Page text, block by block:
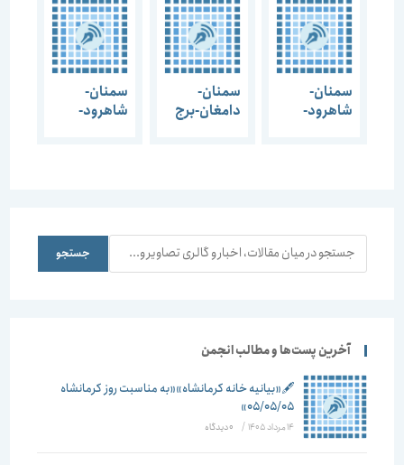
سمنان-
شاهرود-
سمنان-
دامغان-برج
سمنان-
شاهرود-
جستجو جستجو
آخرین پست‌ها و مطالب انجمن
🖋️«بیانیه خانه کرمانشاه»«به مناسبت روز کرمانشاه
۰۵/۰۵/۰۵»
14 مرداد 1405 / ۰ دیدگاه